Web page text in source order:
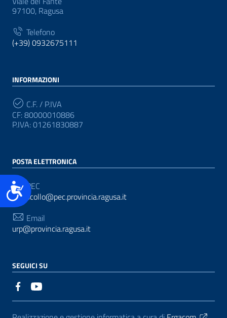
Accessibilità
97100, Ragusa
Telefono
(+39) 0932675111
INFORMAZIONI
C.F. / P.IVA
CF: 80000010886
P.IVA: 01261830887
POSTA ELETTRONICA
PEC
protocollo@pec.provincia.ragusa.it
Email
urp@provincia.ragusa.it
SEGUICI SU